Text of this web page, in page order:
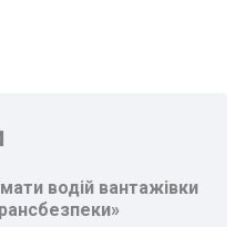
водій вантажівки